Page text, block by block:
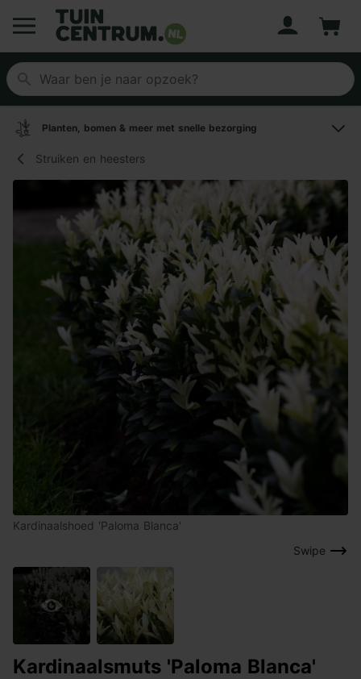
Logo Tuincentrum.nl
Planten, bomen & meer met snelle bezorging
Struiken en heesters
Swipe
Kardinaalshoed 'Paloma Blanca'
Kardinaalsmuts 'Paloma Blanca'